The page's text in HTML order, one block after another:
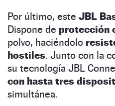
Por último, este JBL
Dispone de protección
polvo, haciéndolo
hostiles. Junto con la
su tecnología JBL
con hasta tres
simultánea.